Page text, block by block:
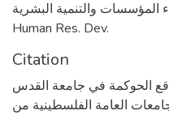
Human Res. Dev.
Citation
نجيب. (2017). واقع الحوكمة في جامعة القدس
العامة الفلسطينية من